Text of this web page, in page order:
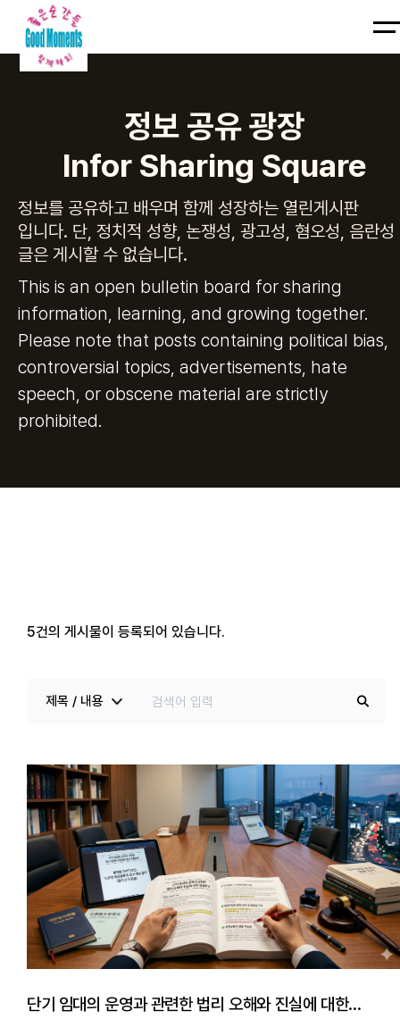
서
규칙
정보 공유 광장
Infor Sharing Square
정보를 공유하고 배우며 함께 성장하는 열린게시판
입니다. 단, 정치적 성향, 논쟁성, 광고성, 혐오성, 음란성
글은 게시할 수 없습니다.
This is an open bulletin board for sharing
information, learning, and growing together.
Please note that posts containing political bias,
controversial topics, advertisements, hate
speech, or obscene material are strictly
prohibited.
5건의 게시물이 등록되어 있습니다.
제목 / 내용
단기 임대의 운영과 관련한 법리 오해와 진실에 대한